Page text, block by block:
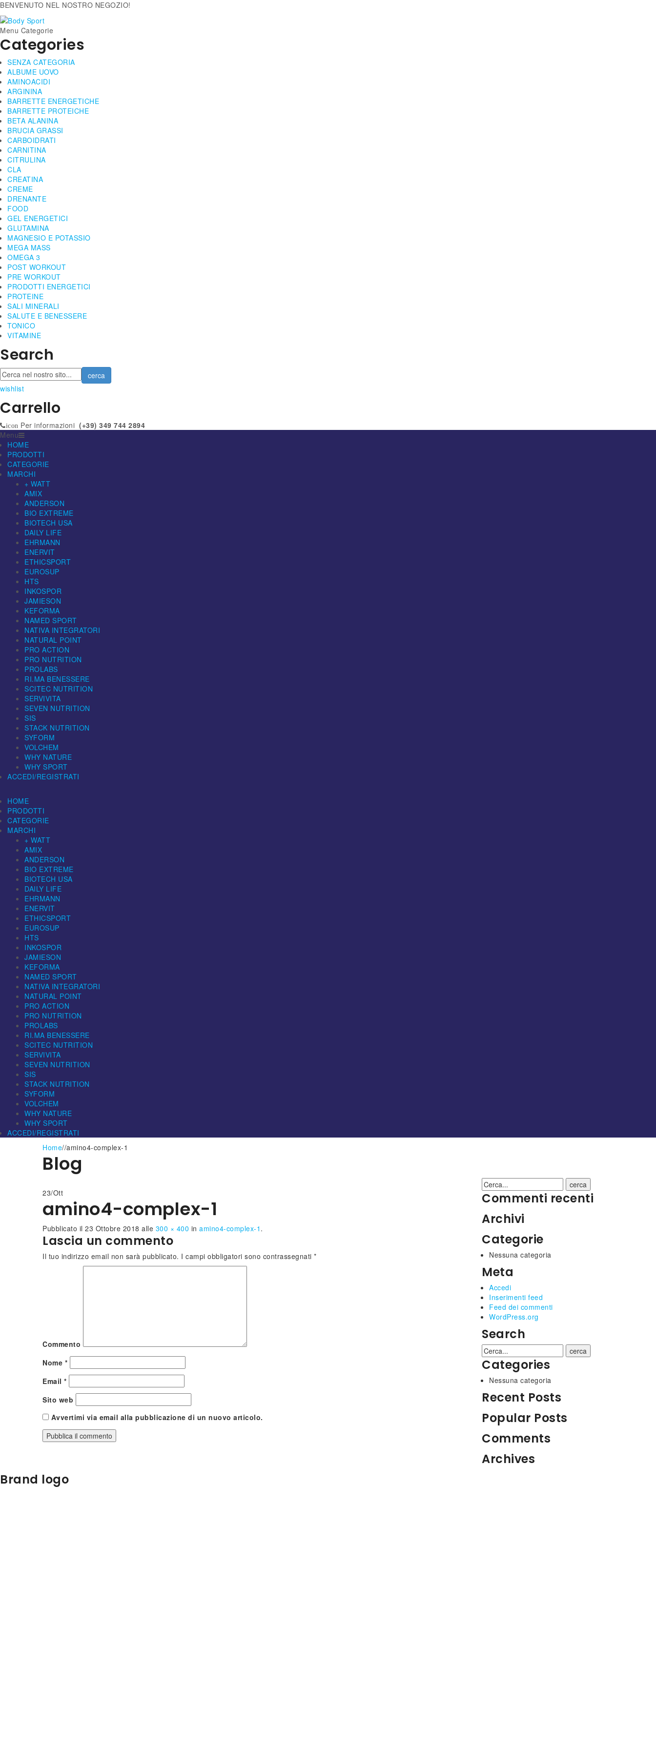
BENVENUTO NEL NOSTRO NEGOZIO!
Menu Categorie
Categories
SENZA CATEGORIA
ALBUME UOVO
AMINOACIDI
ARGININA
BARRETTE ENERGETICHE
BARRETTE PROTEICHE
BETA ALANINA
BRUCIA GRASSI
CARBOIDRATI
CARNITINA
CITRULINA
CLA
CREATINA
CREME
DRENANTE
FOOD
GEL ENERGETICI
GLUTAMINA
MAGNESIO E POTASSIO
MEGA MASS
OMEGA 3
POST WORKOUT
PRE WORKOUT
PRODOTTI ENERGETICI
PROTEINE
SALI MINERALI
SALUTE E BENESSERE
TONICO
VITAMINE
Search
cerca
wishlist
Carrello
icon Per informazioni (+39) 349 744 2894
Menu
HOME
PRODOTTI
CATEGORIE
MARCHI
+ WATT
AMIX
ANDERSON
BIO EXTREME
BIOTECH USA
DAILY LIFE
EHRMANN
ENERVIT
ETHICSPORT
EUROSUP
HTS
INKOSPOR
JAMIESON
KEFORMA
NAMED SPORT
NATIVA INTEGRATORI
NATURAL POINT
PRO ACTION
PRO NUTRITION
PROLABS
RI.MA BENESSERE
SCITEC NUTRITION
SERVIVITA
SEVEN NUTRITION
SIS
STACK NUTRITION
SYFORM
VOLCHEM
WHY NATURE
WHY SPORT
ACCEDI/REGISTRATI
HOME
PRODOTTI
CATEGORIE
MARCHI
+ WATT
AMIX
ANDERSON
BIO EXTREME
BIOTECH USA
DAILY LIFE
EHRMANN
ENERVIT
ETHICSPORT
EUROSUP
HTS
INKOSPOR
JAMIESON
KEFORMA
NAMED SPORT
NATIVA INTEGRATORI
NATURAL POINT
PRO ACTION
PRO NUTRITION
PROLABS
RI.MA BENESSERE
SCITEC NUTRITION
SERVIVITA
SEVEN NUTRITION
SIS
STACK NUTRITION
SYFORM
VOLCHEM
WHY NATURE
WHY SPORT
ACCEDI/REGISTRATI
Home//amino4-complex-1
Blog
23/Ott
amino4-complex-1
Pubblicato il 23 Ottobre 2018 alle 300 × 400 in amino4-complex-1 .
Lascia un commento
Il tuo indirizzo email non sarà pubblicato. I campi obbligatori sono contrassegnati *
Commento
Nome *
Email *
Sito web
Avvertimi via email alla pubblicazione di un nuovo articolo.
cerca
Commenti recenti
Archivi
Categorie
Nessuna categoria
Meta
Accedi
Inserimenti feed
Feed dei commenti
WordPress.org
Search
cerca
Categories
Nessuna categoria
Recent Posts
Popular Posts
Comments
Archives
Brand logo